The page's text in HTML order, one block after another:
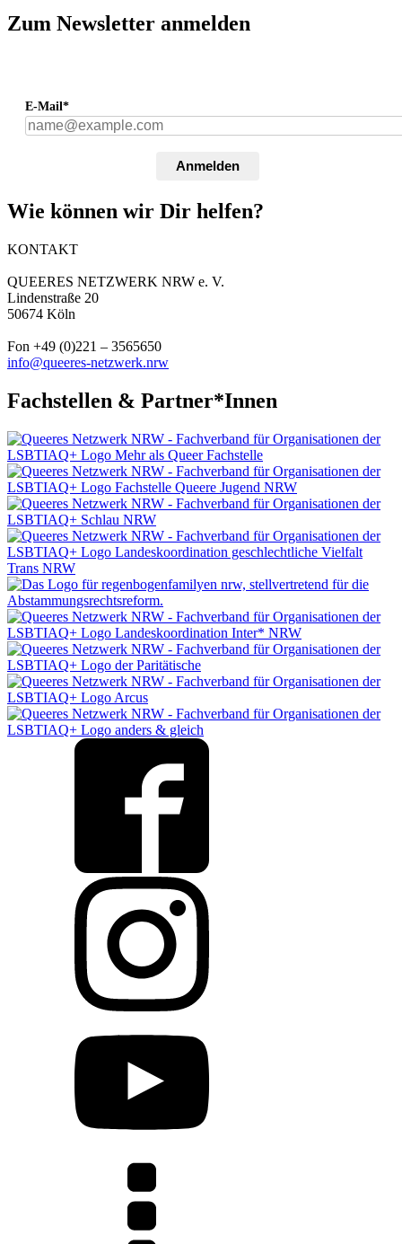
Zum Newsletter anmelden
E-Mail*
Anmelden
Wie können wir Dir helfen?
KONTAKT
QUEERES NETZWERK NRW e. V.
Lindenstraße 20
50674 Köln
Fon +49 (0)221 – 3565650
info@queeres-netzwerk.nrw
Fachstellen & Partner*Innen